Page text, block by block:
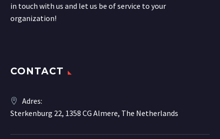
in touch with us and let us be of service to your
organization!
CONTACT
Adres:
Sterkenburg 22, 1358 CG Almere, The Netherlands